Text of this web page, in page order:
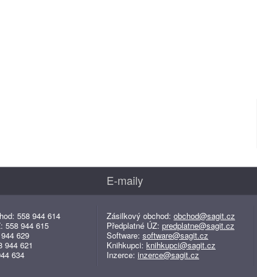
558 944 614
558 944 615
629
944 621
634
E-maily
Zásilkový obchod: obchod@sagit.cz
Předplatné ÚZ: predplatne@sagit.cz
Software: software@sagit.cz
Knihkupci: knihkupci@sagit.cz
Inzerce: inzerce@sagit.cz